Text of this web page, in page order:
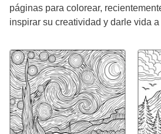
páginas para colorear,
inspirar su creatividad y darle vida